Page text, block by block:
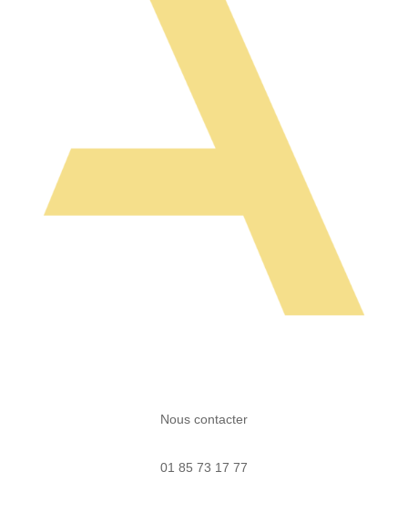
Nous contacter
01 85 73 17 77